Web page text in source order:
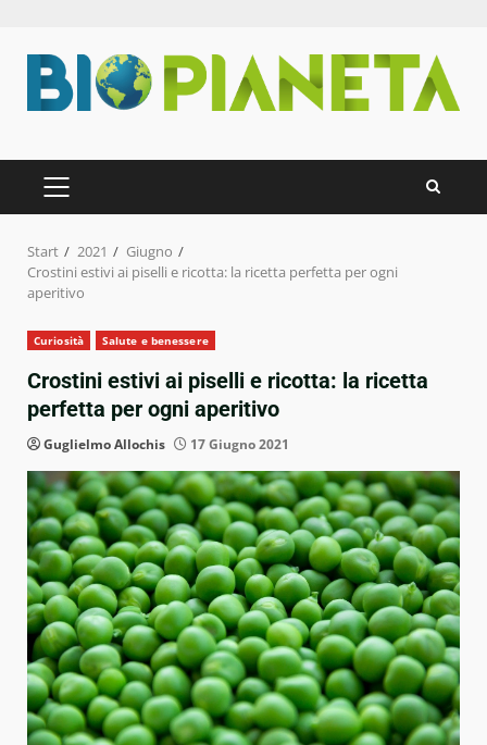
Inhalt
springen
PRIMÄRES
MENÜ
Start 2021
Giugno
Crostini estivi ai piselli e ricotta: la ricetta perfetta per ogni
aperitivo
Curiosità Salute e benessere
Crostini estivi ai piselli e ricotta: la ricetta
perfetta per ogni aperitivo
Guglielmo Allochis 17 Giugno 2021